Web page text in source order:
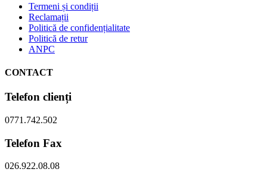
Termeni și condiții
Reclamații
Politică de confidențialitate
Politică de retur
ANPC
CONTACT
Telefon clienți
0771.742.502
Telefon Fax
026.922.08.08